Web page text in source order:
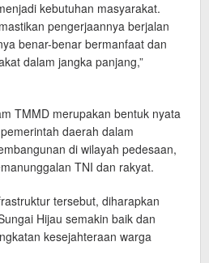
kebutuhan masyarakat.
pengerjaannya berjalan
benar-benar bermanfaat dan
dalam jangka panjang,”
TMMD merupakan bentuk nyata
daerah dalam
di wilayah pedesaan,
TNI dan rakyat.
tersebut, diharapkan
Hijau semakin baik dan
kesejahteraan warga